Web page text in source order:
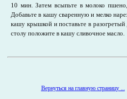
10 мин. Затем всыпьте в молоко
Добавьте в кашу сваренную и мелко
кашу крышкой и поставьте в
столу положите в кашу сливочное масло.